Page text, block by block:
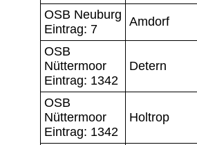
OSB Neuburg
Eintrag: 7
Amdorf
OSB
Nüttermoor
Eintrag: 1342
Detern
OSB
Nüttermoor
Eintrag: 1342
Holtrop